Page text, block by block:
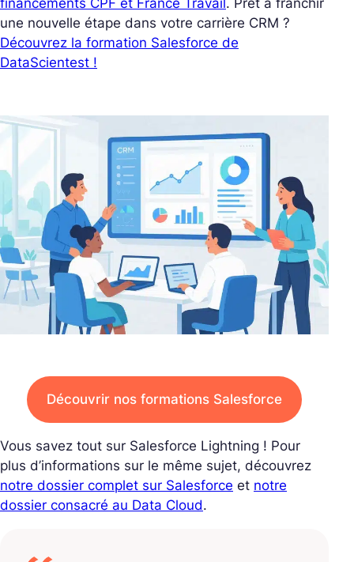
financements CPF et France Travail . Prêt à franchir
une nouvelle étape dans votre carrière CRM ?
Découvrez la formation Salesforce de
DataScientest !
Découvrir nos formations Salesforce
Vous savez tout sur Salesforce Lightning ! Pour
plus d’informations sur le même sujet, découvrez
notre dossier complet sur Salesforce et notre
dossier consacré au Data Cloud.